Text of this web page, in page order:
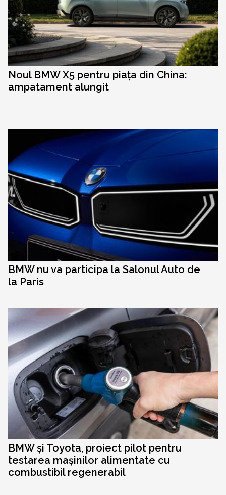
Noul BMW X5 pentru piața din China:
ampatament alungit
BMW nu va participa la Salonul Auto de
la Paris
BMW și Toyota, proiect pilot pentru
testarea mașinilor alimentate cu
combustibil regenerabil